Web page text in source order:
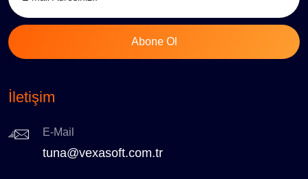
İletişim
E-Mail
tuna@vexasoft.com.tr